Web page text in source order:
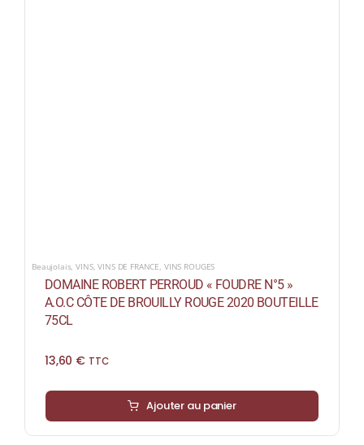
Beaujolais ,VINS,VINS DE FRANCE VINS ROUGES
DOMAINE ROBERT PERROUD « FOUDRE N°5 »
A.O.C CÔTE DE BROUILLY ROUGE 2020 BOUTEILLE
75CL
13,60 € TTC
Ajouter au panier